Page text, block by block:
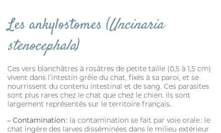
Les ankylostomes (Uncinaria
stenocephala)
Ces vers blanchâtres à rosâtres de petite taille (0,5 à 1,5 cm)
vivent dans l’intestin grêle du chat, fixés à sa paroi, et se
nourrissent du contenu intestinal et de sang. Ces parasites
sont plus rares chez le chat que chez le chien. Ils sont
largement représentés sur le territoire français.
– Contamination : la contamination se fait par voie orale : le
chat ingère des larves disséminées dans le milieu extérieur